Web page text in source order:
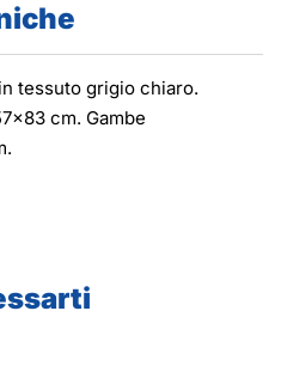
tessuto grigio chiaro.
cm. Gambe